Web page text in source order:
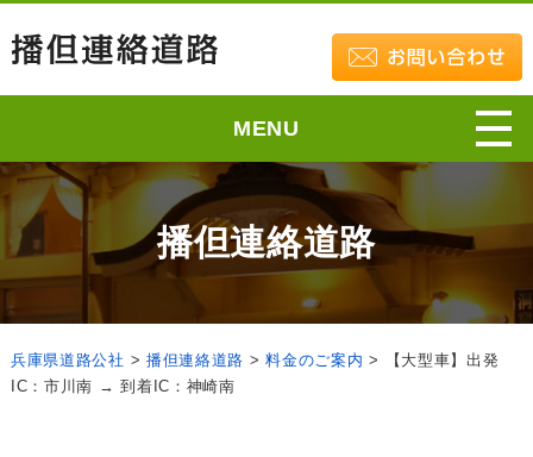
MENU
播但連絡道路
兵庫県道路公社 > 播但連絡道路 >料金のご案内 >
【大型車】出発
IC：市川南 → 到着IC：神崎南